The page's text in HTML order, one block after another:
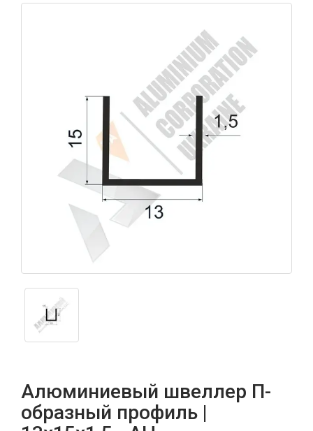
Алюминиевый швеллер П-
образный профиль |